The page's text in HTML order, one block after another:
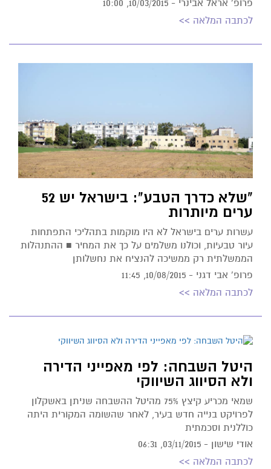
פרופ' אראל אבינרי - 10/03/2015, 10:00
לכתבה המלאה >>
"שלא כדרך הטבע": בישראל יש 52
ערים מיותרות
עשרות ערים בישראל לא היו מוקמות בתהליכי התפתחות
עיור טבעיות, וכולנו משלמים על כך את המחיר ■ ההתנהלות
הממשלתית רק ממשיכה להנציח את נחשלותן
פרופ' אבי דגני - 10/08/2015, 11:45
לכתבה המלאה >>
היטל השבחה: לפי מאפייני הדירה
ולא הסיווג השיווקי
שמאי מכריע קיצץ 75% מהיטל ההשבחה שניתן באשקלון
לפרויקט בנייה חדש בעיר, לאחר שהשומה המקורית היתה
כוללנית וסכמתית
אודי שישון - 03/11/2015, 06:31
לכתבה המלאה >>